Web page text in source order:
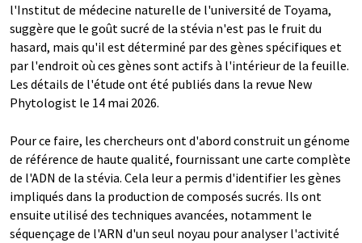
l'Institut de médecine naturelle de l'université de Toyama,
suggère que le goût sucré de la stévia n'est pas le fruit du
hasard, mais qu'il est déterminé par des gènes spécifiques et
par l'endroit où ces gènes sont actifs à l'intérieur de la feuille.
Les détails de l'étude ont été publiés dans la revue New
Phytologist le 14 mai 2026.
Pour ce faire, les chercheurs ont d'abord construit un génome
de référence de haute qualité, fournissant une carte complète
de l'ADN de la stévia. Cela leur a permis d'identifier les gènes
impliqués dans la production de composés sucrés. Ils ont
ensuite utilisé des techniques avancées, notamment le
séquençage de l'ARN d'un seul noyau pour analyser l'activité